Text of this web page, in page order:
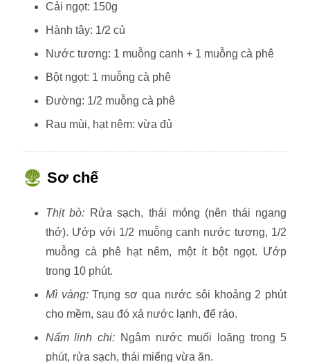
Cải ngọt: 150g
Hành tây: 1/2 củ
Nước tương: 1 muỗng canh + 1 muỗng cà phê
Bột ngọt: 1 muỗng cà phê
Đường: 1/2 muỗng cà phê
Rau mùi, hạt nêm: vừa đủ
Sơ chế
Thịt bò: Rửa sạch, thái mỏng (nên thái ngang
thớ). Ướp với 1/2 muỗng canh nước tương, 1/2
muỗng cà phê hạt nêm, một ít bột ngọt. Ướp
trong 10 phút.
Mì vàng:Trụng sơ qua nước sôi khoảng 2 phút
cho mềm, sau đó xả nước lạnh, để ráo.
Nấm linh chi: Ngâm nước muối loãng trong 5
phút, rửa sạch, thái miếng vừa ăn.